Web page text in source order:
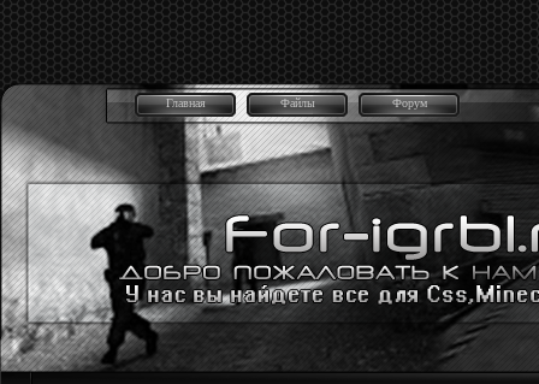
Главная Файлы Форум